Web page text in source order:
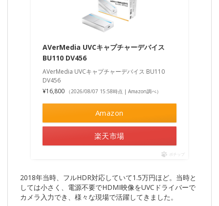
AVerMedia UVCキャプチャーデバイス
BU110 DV456
AVerMedia UVCキャプチャーデバイス BU110
DV456
¥16,800
（2026/08/07 15:58時点 | Amazon調べ）
Amazon
楽天市場
ポチップ
2018年当時、フルHDR対応していて1.5万円ほど。当時と
しては小さく、電源不要でHDMI映像をUVCドライバーで
カメラ入力でき、様々な現場で活躍してきました。